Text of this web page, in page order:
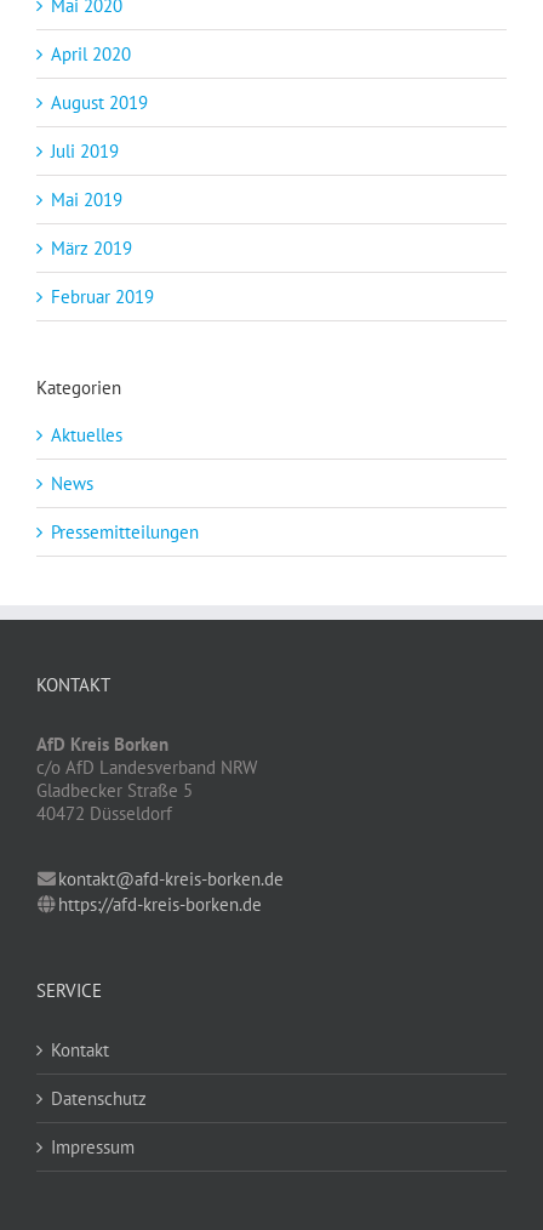
Mai 2020
April 2020
August 2019
Juli 2019
Mai 2019
März 2019
Februar 2019
Kategorien
Aktuelles
News
Pressemitteilungen
KONTAKT
AfD Kreis Borken
c/o AfD Landesverband NRW
Gladbecker Straße 5
40472 Düsseldorf
kontakt@afd-kreis-borken.de
https://afd-kreis-borken.de
SERVICE
Kontakt
Datenschutz
Impressum